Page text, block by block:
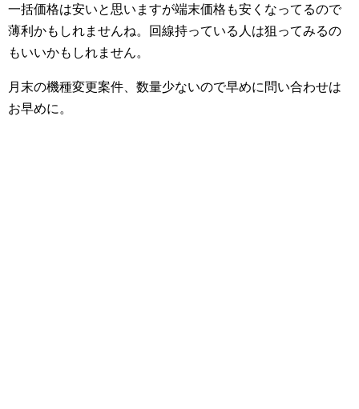
一括価格は安いと思いますが端末価格も安くなってるので
薄利かもしれませんね。回線持っている人は狙ってみるの
もいいかもしれません。
月末の機種変更案件、数量少ないので早めに問い合わせは
お早めに。